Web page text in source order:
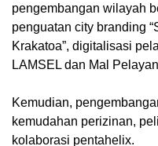
pengembangan wilayah
penguatan city branding
Krakatoa”, digitalisasi
LAMSEL dan Mal
Kemudian,
kemudahan perizinan,
kolaborasi pentahelix.